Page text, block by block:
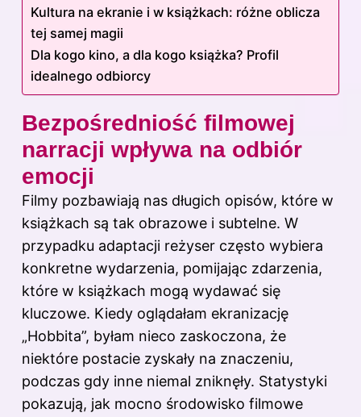
Kultura na ekranie i w książkach: różne oblicza
tej samej magii
Dla kogo kino, a dla kogo książka? Profil
idealnego odbiorcy
Bezpośredniość filmowej
narracji wpływa na odbiór
emocji
Filmy pozbawiają nas długich opisów, które w
książkach są tak obrazowe i subtelne. W
przypadku adaptacji reżyser często wybiera
konkretne wydarzenia, pomijając zdarzenia,
które w książkach mogą wydawać się
kluczowe. Kiedy oglądałam ekranizację
„Hobbita”, byłam nieco zaskoczona, że
niektóre postacie zyskały na znaczeniu,
podczas gdy inne niemal zniknęły. Statystyki
pokazują, jak mocno środowisko filmowe